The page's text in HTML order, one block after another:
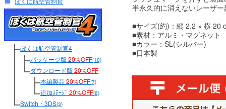
ぼくは航空管制官4
パッケージ版 20%OFF(10)
ダウンロード版 20%OFF
本編製品20%OFF(7)
追加ｽﾃｰｼﾞ 20%OFF(6)
Switch・3DS(3)
半永久的に消えないレーザ
■サイズ(約)：縦 2.2 × 横 20
■素材：アルミ・マグネット
■カラー：SL(シルバー)
■日本製